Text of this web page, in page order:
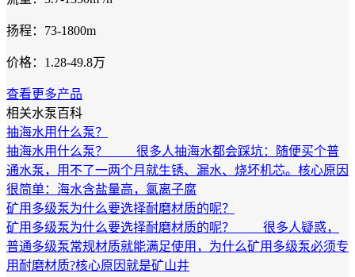
扬程：73-1800m
价格：1.28-49.8万
查看更多产品
相关水泵百科
抽海水用什么泵？
抽海水用什么泵？ 很多人抽海水都会踩坑：随便买个普
通水泵，用不了一两个月就生锈、漏水、烧坏机芯。核心原因
很简单：海水含盐量高，氯离子腐
矿用多级泵为什么要选择耐磨材质的呢？
矿用多级泵为什么要选择耐磨材质的呢？ 很多人疑惑，
普通多级泵常规材质就能满足使用，为什么矿用多级泵必须专
用耐磨材质?核心原因就是矿山井